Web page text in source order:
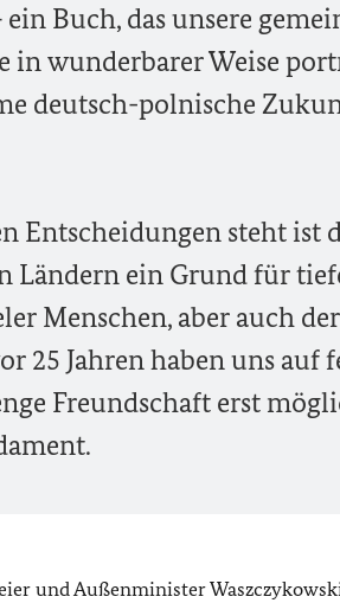
Buch, das unsere
in wunderbarer Weise
deutsch-polnische
Entscheidungen steht ist
Ländern ein Grund für
Menschen, aber auch der
25 Jahren haben uns auf
Freundschaft erst
und Außenminister